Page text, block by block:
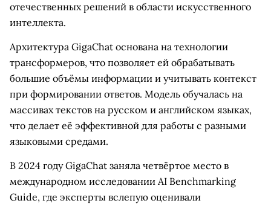
отечественных решений в области искусственного
интеллекта.
Архитектура GigaChat основана на технологии
трансформеров, что позволяет ей обрабатывать
большие объёмы информации и учитывать контекст
при формировании ответов. Модель обучалась на
массивах текстов на русском и английском языках,
что делает её эффективной для работы с разными
языковыми средами.
В 2024 году GigaChat заняла четвёртое место в
международном исследовании AI Benchmarking
Guide, где эксперты вслепую оценивали